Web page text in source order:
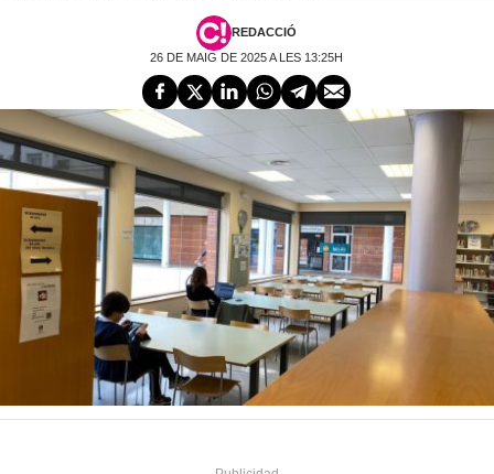
REDACCIÓ
26 DE MAIG DE 2025 A LES 13:25H